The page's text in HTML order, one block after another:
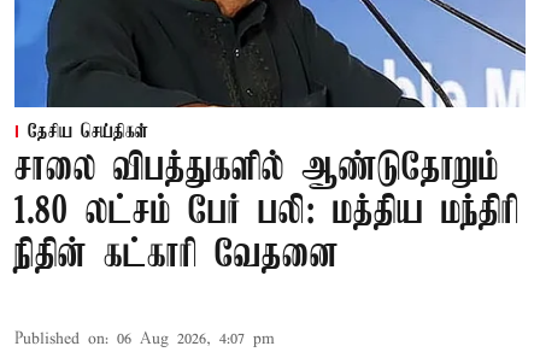
தேசிய செய்திகள்
சாலை விபத்துகளில் ஆண்டுதோறும்
1.80 லட்சம் பேர் பலி: மத்திய மந்திரி
நிதின் கட்காரி வேதனை
Published on: 06 Aug 2026, 4:07 pm